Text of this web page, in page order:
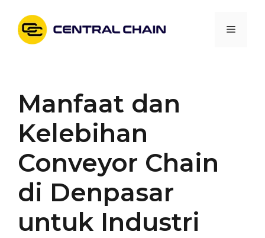
content
Menu
Manfaat dan
Kelebihan
Conveyor Chain
di Denpasar
untuk Industri